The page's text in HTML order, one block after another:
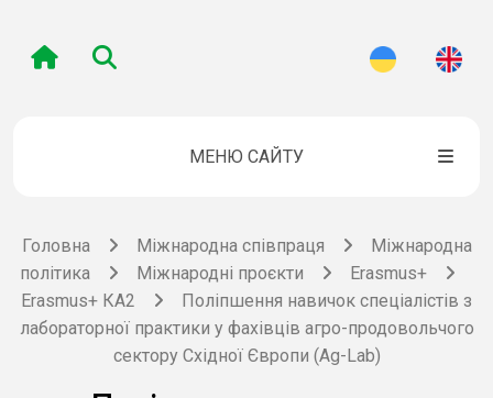
МЕНЮ САЙТУ
Головна Міжнародна співпраця
Міжнародна
політика
Міжнародні проєкти
Erasmus+
Erasmus+ КА2
Поліпшення навичок спеціалістів з
лабораторної практики у фахівців агро-продовольчого
сектору Східної Європи (Ag-Lab)